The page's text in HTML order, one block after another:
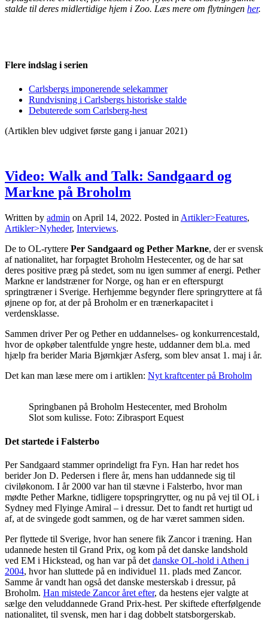
stalde til deres midlertidige hjem i Zoo. Læs mere om flytningen her.
Flere indslag i serien
Carlsbergs imponerende selekammer
Rundvisning i Carlsbergs historiske stalde
Debuterede som Carlsberg-hest
(Artiklen blev udgivet første gang i januar 2021)
Video: Walk and Talk: Sandgaard og
Markne på Broholm
Written by admin on April 14, 2022. Posted in Artikler>Features,
Artikler>Nyheder, Interviews.
De to OL-ryttere Per Sandgaard og Pether Markne, der er svensk
af nationalitet, har forpagtet Broholm Hestecenter, og de har sat
deres positive præg på stedet, som nu igen summer af energi. Pether
Markne er landstræner for Norge, og han er en efterspurgt
springtræner i Sverige. Herhjemme begynder flere springryttere at få
øjnene op for, at der på Broholm er en trænerkapacitet i
verdensklasse.
Sammen driver Per og Pether en uddannelses- og konkurrencestald,
hvor de opkøber talentfulde yngre heste, uddanner dem bl.a. med
hjælp fra berider Maria Bjørnkjær Asferg, som blev ansat 1. maj i år.
Det kan man læse mere om i artiklen: Nyt kraftcenter på Broholm
Springbanen på Broholm Hestecenter, med Broholm
Slot som kulisse. Foto: Zibrasport Equest
Det startede i Falsterbo
Per Sandgaard stammer oprindeligt fra Fyn. Han har redet hos
berider Jon D. Pedersen i flere år, mens han uddannede sig til
civiløkonom. I år 2000 var han til stævne i Falsterbo, hvor man
mødte Pether Markne, tidligere topspringrytter, og nu på vej til OL i
Sydney med Flyinge Amiral – i dressur. Det to fandt ret hurtigt ud
af, at de svingede godt sammen, og de har været sammen siden.
Per flyttede til Sverige, hvor han senere fik Zancor i træning. Han
udannede hesten til Grand Prix, og kom på det danske landshold
ved EM i Hickstead, og han var på det danske OL-hold i Athen i
2004, hvor han sluttede på en individuel 11. plads med Zancor.
Samme år vandt han også det danske mesterskab i dressur, på
Broholm. Han mistede Zancor året efter, da hestens ejer valgte at
sælge den veluddannede Grand Prix-hest. Per skiftede efterfølgende
nationalitet, til svensk, men har i dag dobbelt statsborgerskab.